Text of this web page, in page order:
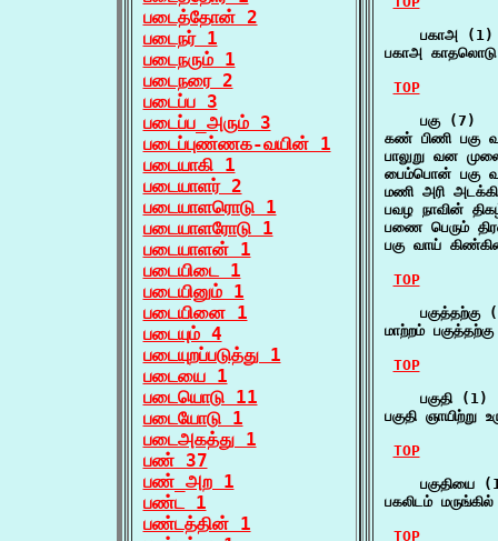
படைத்தோன் 2
படைநர் 1
படைநரும் 1
படைநரை 2
படைப்ப 3
படைப்ப_அரும் 3
படைப்புண்ணக-வயின் 1
படையாகி 1
படையாளர் 2
படையாளரொடு 1
படையாளரோடு 1
படையாளன் 1
படையிடை 1
படையினும் 1
படையினை 1
படையும் 4
படையுறப்படுத்து 1
படையை 1
படையொடு 11
படையோடு 1
படைஅகத்து 1
பண் 37
பண்_அற 1
பண்ட 1
பண்டத்தின் 1
    பகாஅ (1)
பகாஅ
TOP
    பகு (7)
கண் பிணி பகு
பாலுறு வன
பைம்பொன் பகு
மணி அரி
பவழ நாவின்
பணை பெரும்
பகு வாய்
TOP
பகுத்தற்கு
மாற்றம்
TOP
    பகுதி (1)
பகுதி
TOP
பகுதியை
பகலிடம்
TOP